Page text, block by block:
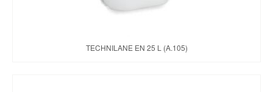
TECHNILANE EN 25 L (A.105)